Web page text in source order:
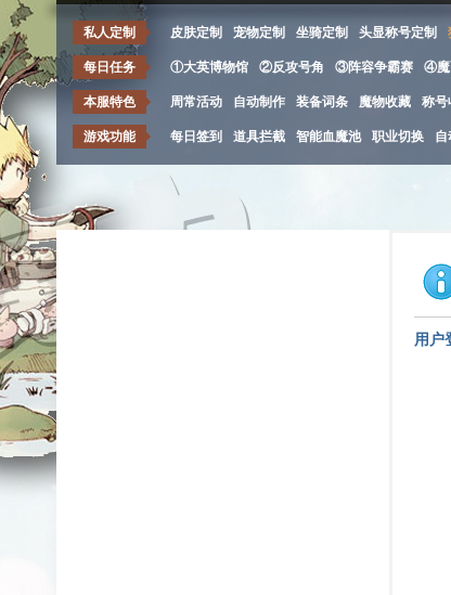
私人定制 皮肤定制 宠物定制 坐骑定制 头显称号定制
每日任务 ①大英博物馆 ②反攻号角 ③阵容争霸赛 ④魔
本服特色 周常活动 自动制作 装备词条 魔物收藏 称号
游戏功能 每日签到 道具拦截 智能血魔池 职业切换 自
用户